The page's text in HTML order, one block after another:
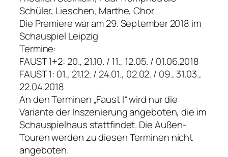
Schüler, Lieschen, Marthe, Chor
Die Premiere war am 29. September 2018 im
Schauspiel Leipzig
Termine:
FAUST 1+2: 20., 21.10. / 11., 12.05. / 01.06.2018
FAUST 1: 01., 21.12. / 24.01., 02.02. / 09., 31.03.,
22.04.2018
An den Terminen „Faust I“ wird nur die
Variante der Inszenierung angeboten, die im
Schauspielhaus stattfindet. Die Außen-
Touren werden zu diesen Terminen nicht
angeboten.